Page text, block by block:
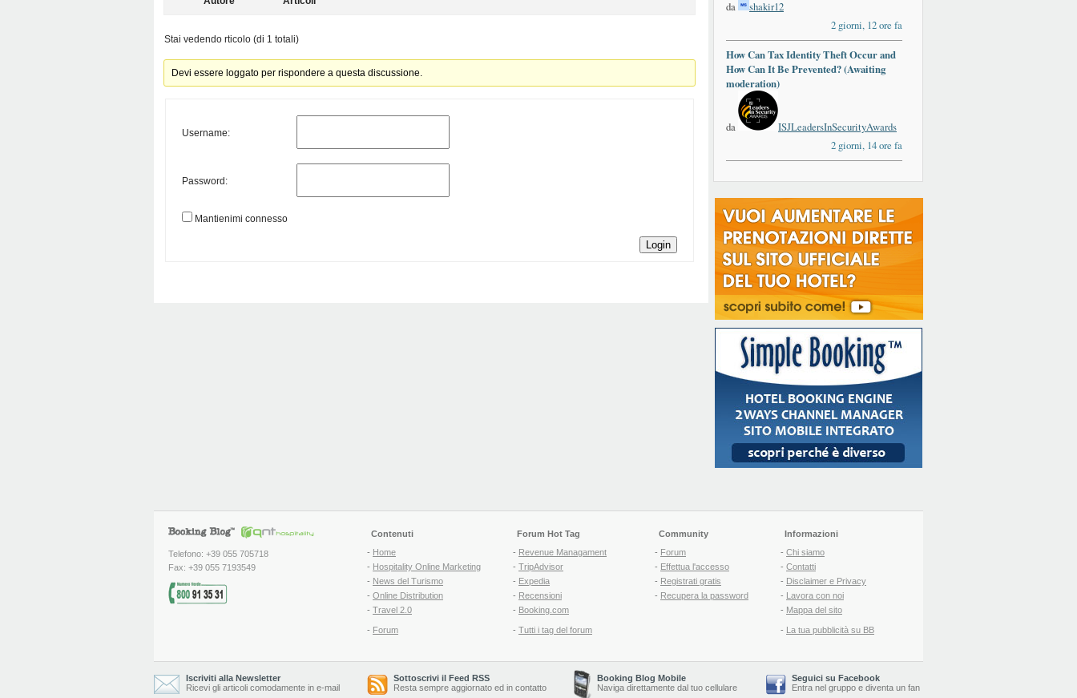
Stai vedendo rticolo (di 1 totali)
Devi essere loggato per rispondere a questa discussione.
Username:
Password:
Mantienimi connesso
Login
da
shakir12
2 giorni, 12 ore fa
How Can Tax Identity Theft Occur and
How Can It Be Prevented? (Awaiting
moderation)
da
ISJLeadersInSecurityAwards
2 giorni, 14 ore fa
Telefono: +39 055 705718
Fax: +39 055 7193549
Contenuti
- Home
- Hospitality Online Marketing
- News del Turismo
- Online Distribution
- Travel 2.0
- Forum
Forum Hot Tag
- Revenue Managament
- TripAdvisor
- Expedia
- Recensioni
- Booking.com
- Tutti i tag del forum
Community
- Forum
- Effettua l'accesso
- Registrati gratis
- Recupera la password
Informazioni
- Chi siamo
- Contatti
- Disclaimer e Privacy
- Lavora con noi
- Mappa del sito
- La tua pubblicità su BB
Iscriviti alla Newsletter
Ricevi gli articoli comodamente in e-mail
Sottoscrivi il Feed RSS
Resta sempre aggiornato ed in contatto
Booking Blog Mobile
Naviga direttamente dal tuo cellulare
Seguici su Facebook
Entra nel gruppo e diventa un fan